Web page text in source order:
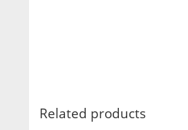
Related products